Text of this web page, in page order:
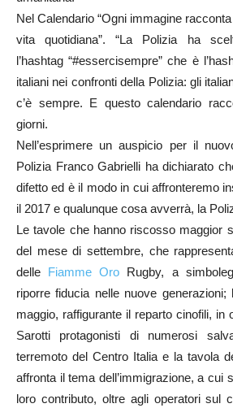
Nel Calendario “Ogni immagine
vita quotidiana”. “La Polizia ha
l’hashtag “#essercisempre” che è
italiani nei confronti della Polizia: gli
c’è sempre. E questo calendario
giorni.
Nell’esprimere un auspicio per il
Polizia Franco Gabrielli ha dichiarato
difetto ed è il modo in cui affronteremo
il 2017 e qualunque cosa avverrà, la
Le tavole che hanno riscosso maggior
del mese di settembre, che
delle Fiamme Oro Rugby, a
riporre fiducia nelle nuove
maggio, raffigurante il reparto cinofili, in
Sarotti protagonisti di numerosi
terremoto del Centro Italia e la tavola
affronta il tema dell’immigrazione, a cui
loro contributo, oltre agli operatori sul